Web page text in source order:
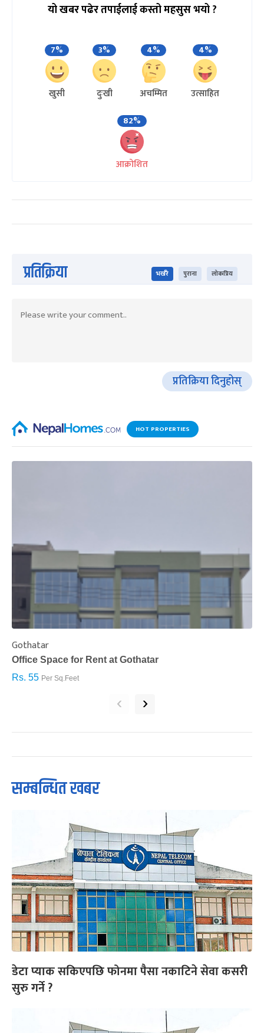
यो खबर पढेर तपाईलाई कस्तो महसुस भयो ?
7%
खुसी
3%
दुःखी
4%
अचम्मित
4%
उत्साहित
82%
आक्रोशित
प्रतिक्रिया भर्खरै पुराना लोकप्रिय
प्रतिक्रिया दिनुहोस्
HOT PROPERTIES
Gothatar
Office Space for Rent at Gothatar
Rs. 55 Per Sq.Feet
‹ ›
सम्बन्धित खबर
डेटा प्याक सकिएपछि फोनमा पैसा नकाटिने सेवा कसरी
सुरु गर्ने ?